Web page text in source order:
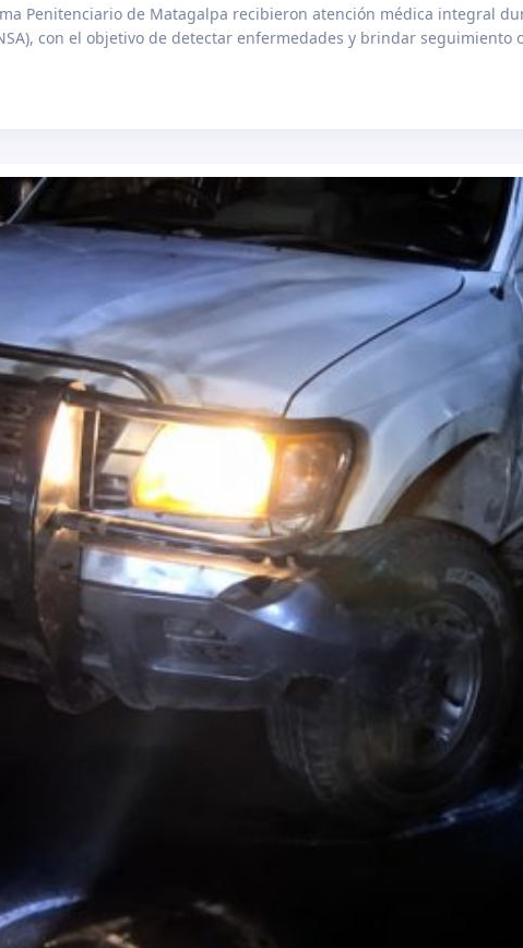
Penitenciario de Matagalpa recibieron atención médica integral
con el objetivo de detectar enfermedades y brindar